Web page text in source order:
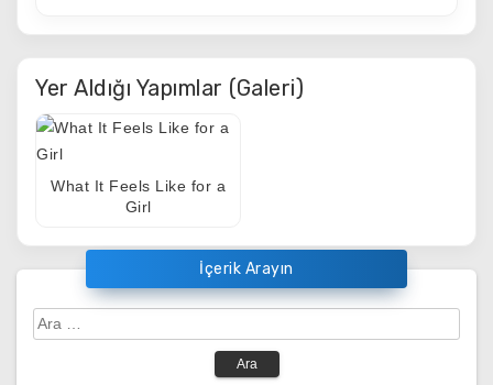
Yer Aldığı Yapımlar (Galeri)
What It Feels Like for a
Girl
İçerik Arayın
Arama: